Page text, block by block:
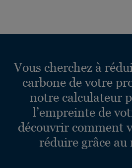
Vous cherchez à
carbone de votre
notre calculateur
l’empreinte de
découvrir comment
réduire grâce au